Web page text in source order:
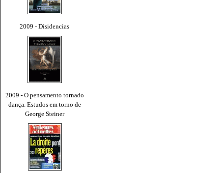
2009 - Disidencias
2009 - O pensamento tornado
dança. Estudos em torno de
George Steiner